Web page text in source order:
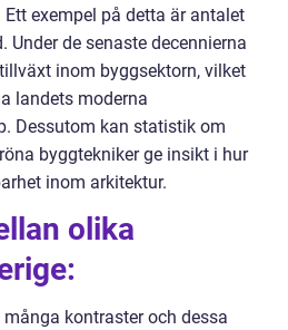
exempel på detta är antalet
Under de senaste decennierna
inom byggsektorn, vilket
landets moderna
Dessutom kan statistik om
byggtekniker ge insikt i hur
inom arkitektur.
olika
kontraster och dessa